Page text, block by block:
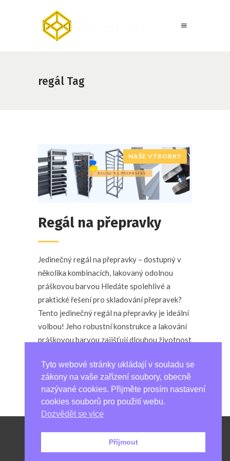
regál Tag
NAŠE VÝROBKY
Regál na přepravky
Jedinečný regál na přepravky – dostupný v
několika kombinacích, lakovaný odolnou
práškovou barvou Hledáte spolehlivé a
praktické řešení pro skladování přepravek?
Tento jedinečný regál na přepravky je ideální
volbou! Jeho robustní konstrukce a lakování
práškovou barvou zajišťují dlouhou životnost
S výškou 150...
9. 10. 2024
Copyright © Atenaz s.r.o. (2021) – Všechna
práva vyhrazena
Tyto webové stránky ukládají v souladu se
zákony na vaše zařízení soubory, obecně
nazývané cookies. Přijměte prosím nastavení
cookies souborů pro použití webu.
Dozvědět se více
Příjmout